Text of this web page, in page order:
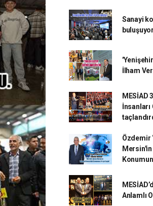
Sanayi
buluşuyor
İlham
MESİAD
Özdemir
Anlamlı